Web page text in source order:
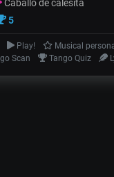
Caballo de calesita
5
Play!
Musical
Scan Tango Quiz